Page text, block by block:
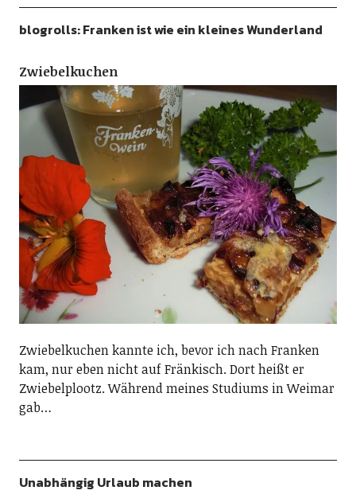
blogrolls: Franken ist wie ein kleines Wunderland
Zwiebelkuchen
Zwiebelkuchen kannte ich, bevor ich nach Franken
kam, nur eben nicht auf Fränkisch. Dort heißt er
Zwiebelplootz. Während meines Studiums in Weimar
gab…
Unabhängig Urlaub machen